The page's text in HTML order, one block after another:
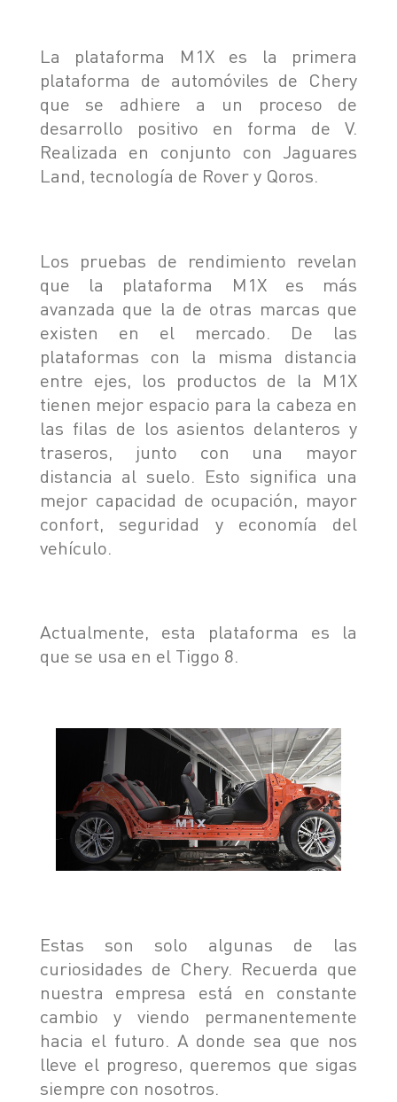
La plataforma M1X es la primera
plataforma de automóviles de Chery
que se adhiere a un proceso de
desarrollo positivo en forma de V.
Realizada en conjunto con Jaguares
Land, tecnología de Rover y Qoros.
Los pruebas de rendimiento revelan
que la plataforma M1X es más
avanzada que la de otras marcas que
existen en el mercado. De las
plataformas con la misma distancia
entre ejes, los productos de la M1X
tienen mejor espacio para la cabeza en
las filas de los asientos delanteros y
traseros, junto con una mayor
distancia al suelo. Esto significa una
mejor capacidad de ocupación, mayor
confort, seguridad y economía del
vehículo.
Actualmente, esta plataforma es la
que se usa en el Tiggo 8.
Estas son solo algunas de las
curiosidades de Chery. Recuerda que
nuestra empresa está en constante
cambio y viendo permanentemente
hacia el futuro. A donde sea que nos
lleve el progreso, queremos que sigas
siempre con nosotros.